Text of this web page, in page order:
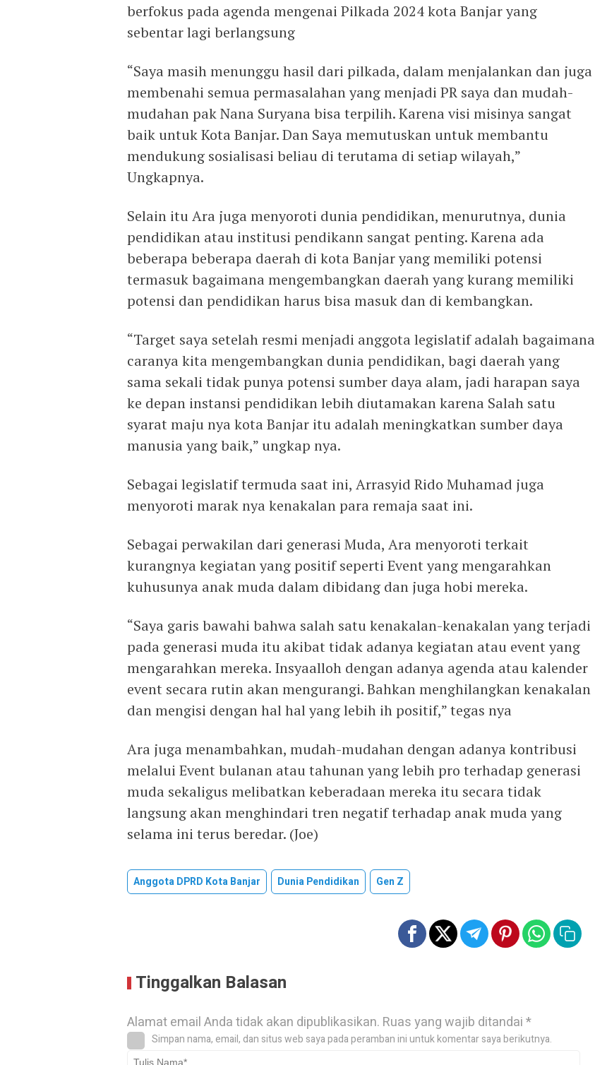
berfokus pada agenda mengenai Pilkada 2024 kota Banjar yang
sebentar lagi berlangsung
“Saya masih menunggu hasil dari pilkada, dalam menjalankan dan juga
membenahi semua permasalahan yang menjadi PR saya dan mudah-
mudahan pak Nana Suryana bisa terpilih. Karena visi misinya sangat
baik untuk Kota Banjar. Dan Saya memutuskan untuk membantu
mendukung sosialisasi beliau di terutama di setiap wilayah,”
Ungkapnya.
Selain itu Ara juga menyoroti dunia pendidikan, menurutnya, dunia
pendidikan atau institusi pendikann sangat penting. Karena ada
beberapa beberapa daerah di kota Banjar yang memiliki potensi
termasuk bagaimana mengembangkan daerah yang kurang memiliki
potensi dan pendidikan harus bisa masuk dan di kembangkan.
“Target saya setelah resmi menjadi anggota legislatif adalah bagaimana
caranya kita mengembangkan dunia pendidikan, bagi daerah yang
sama sekali tidak punya potensi sumber daya alam, jadi harapan saya
ke depan instansi pendidikan lebih diutamakan karena Salah satu
syarat maju nya kota Banjar itu adalah meningkatkan sumber daya
manusia yang baik,” ungkap nya.
Sebagai legislatif termuda saat ini, Arrasyid Rido Muhamad juga
menyoroti marak nya kenakalan para remaja saat ini.
Sebagai perwakilan dari generasi Muda, Ara menyoroti terkait
kurangnya kegiatan yang positif seperti Event yang mengarahkan
kuhusunya anak muda dalam dibidang dan juga hobi mereka.
“Saya garis bawahi bahwa salah satu kenakalan-kenakalan yang terjadi
pada generasi muda itu akibat tidak adanya kegiatan atau event yang
mengarahkan mereka. Insyaalloh dengan adanya agenda atau kalender
event secara rutin akan mengurangi. Bahkan menghilangkan kenakalan
dan mengisi dengan hal hal yang lebih ih positif,” tegas nya
Ara juga menambahkan, mudah-mudahan dengan adanya kontribusi
melalui Event bulanan atau tahunan yang lebih pro terhadap generasi
muda sekaligus melibatkan keberadaan mereka itu secara tidak
langsung akan menghindari tren negatif terhadap anak muda yang
selama ini terus beredar. (Joe)
Anggota DPRD Kota Banjar Dunia Pendidikan Gen Z
Tinggalkan Balasan
Alamat email Anda tidak akan dipublikasikan. Ruas yang wajib ditandai*
Simpan nama, email, dan situs web saya pada peramban ini untuk komentar saya berikutnya.